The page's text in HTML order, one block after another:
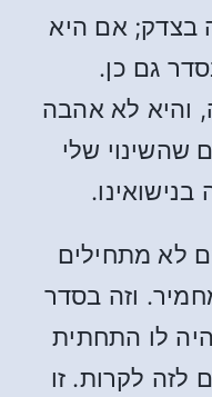
בצדק; אם היא
גם כן.
והיא לא אהבה
שהשינוי שלי
לא מתחילים
וזה בסדר
לו התחתית
לזה לקרות. זו